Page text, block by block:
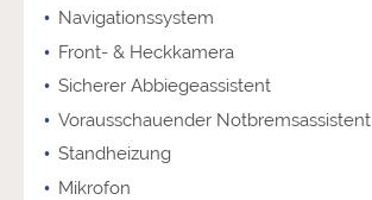
Navigationssystem
Front- & Heckkamera
Sicherer Abbiegeassistent
Vorausschauender Notbremsassistent
Standheizung
Mikrofon